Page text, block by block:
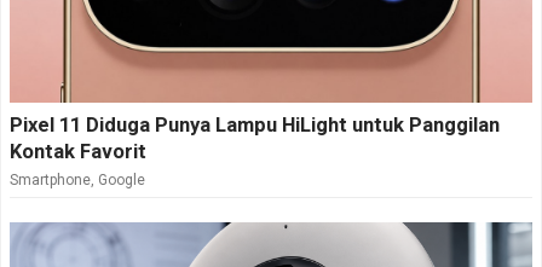
Pixel 11 Diduga Punya Lampu HiLight untuk Panggilan
Kontak Favorit
Smartphone, Google